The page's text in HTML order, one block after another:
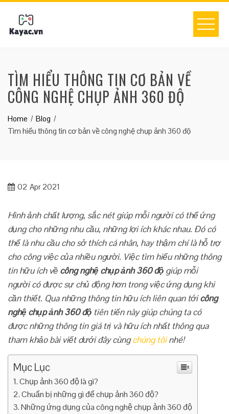
content
TÌM HIỂU THÔNG TIN CƠ BẢN VỀ
CÔNG NGHỆ CHỤP ẢNH 360 ĐỘ
Home
Blog
Tìm hiểu thông tin cơ bản về công nghệ chụp ảnh 360 độ
02 Apr 2021
Hình ảnh chất lượng, sắc nét giúp mỗi người có thể ứng
dụng cho những nhu cầu, những lợi ích khác nhau. Đó có
thể là nhu cầu cho sở thích cá nhân, hay thậm chí là hỗ trợ
cho công việc của nhiều người. Việc tìm hiểu những thông
tin hữu ích về công nghệ chụp ảnh 360 độ giúp mỗi
người có được sự chủ động hơn trong việc ứng dụng khi
cần thiết. Qua những thông tin hữu ích liên quan tớicông
nghệ chụp ảnh 360 độ tiên tiến này giúp chúng ta có
được những thông tin giá trị và hữu ích nhất thông qua
tham khảo bài viết dưới đây cùngchúng tôinhé!
Mục Lục
Chụp ảnh 360 độ là gì?
Chuẩn bị những gì để chụp ảnh 360 độ?
Những ứng dụng của công nghệ chụp ảnh 360 độ